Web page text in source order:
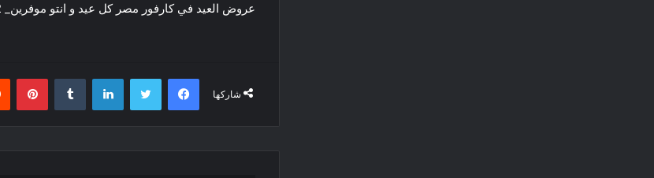
عروض العيد في كارفور مصر كل عيد و انتو موفرين_ 2- ملابس أطفال وحريمي
شاركها
فيسبوك لينكدإن بينتيريست